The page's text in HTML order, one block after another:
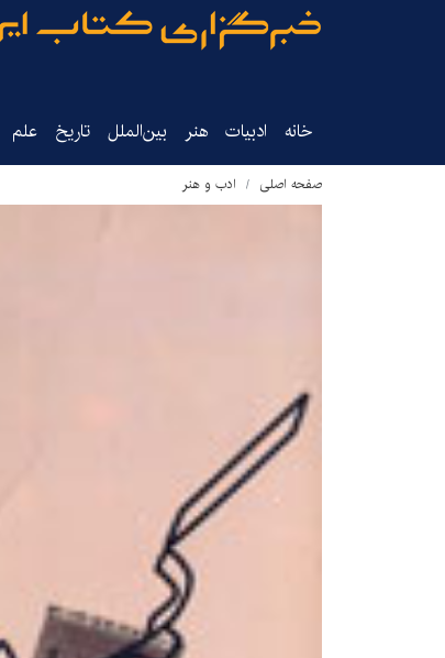
خانه ادبیات هنر بین‌الملل تاریخ‌ علم
صفحه اصلی ادب و هنر